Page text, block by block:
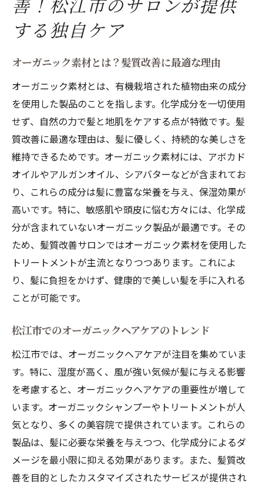
善！松江市のサロンが提供
する独自ケア
オーガニック素材とは？髪質改善に最適な理由
オーガニック素材とは、有機栽培された植物由来の成分
を使用した製品のことを指します。化学成分を一切使用
せず、自然の力で髪と地肌をケアする点が特徴です。髪
質改善に最適な理由は、髪に優しく、持続的な美しさを
維持できるためです。オーガニック素材には、アボカド
オイルやアルガンオイル、シアバターなどが含まれてお
り、これらの成分は髪に豊富な栄養を与え、保湿効果が
高いです。特に、敏感肌や頭皮に悩む方々には、化学成
分が含まれていないオーガニック製品が最適です。その
ため、髪質改善サロンではオーガニック素材を使用した
トリートメントが主流となりつつあります。これによ
り、髪に負担をかけず、健康的で美しい髪を手に入れる
ことが可能です。
松江市でのオーガニックヘアケアのトレンド
松江市では、オーガニックヘアケアが注目を集めていま
す。特に、湿度が高く、風が強い気候が髪に与える影響
を考慮すると、オーガニックヘアケアの重要性が増して
います。オーガニックシャンプーやトリートメントが人
気となり、多くの美容院で提供されています。これらの
製品は、髪に必要な栄養を与えつつ、化学成分によるダ
メージを最小限に抑える効果があります。また、髪質改
善を目的としたカスタマイズされたサービスが提供され